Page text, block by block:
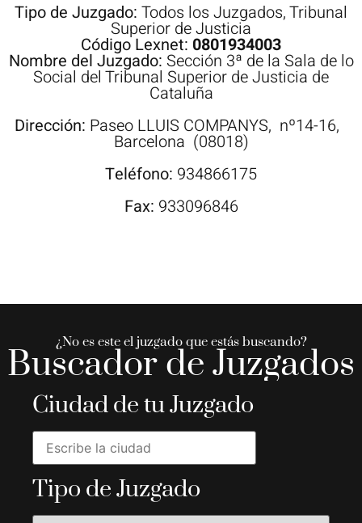
Tipo de Juzgado: Todos los Juzgados,Tribunal
Superior de Justicia
Código Lexnet: 0801934003
Nombre del Juzgado: Sección 3ª de la Sala de lo
Social del Tribunal Superior de Justicia de
Cataluña
Dirección: Paseo LLUIS COMPANYS, nº14-16,
Barcelona (08018)
Teléfono: 934866175
Fax: 933096846
¿No es este el juzgado que estás buscando?
Buscador de Juzgados
Ciudad de tu Juzgado
Tipo de Juzgado